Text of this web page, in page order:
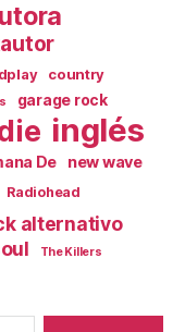
country
garage rock
inglés
De new wave
Radiohead
alternativo
The Killers